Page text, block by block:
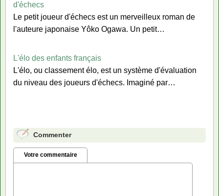
d'échecs
Le petit joueur d'échecs est un merveilleux roman de
l'auteure japonaise Yôko Ogawa. Un petit…
L'élo des enfants français
L'élo, ou classement élo, est un système d'évaluation
du niveau des joueurs d'échecs. Imaginé par…
Commenter
Votre commentaire